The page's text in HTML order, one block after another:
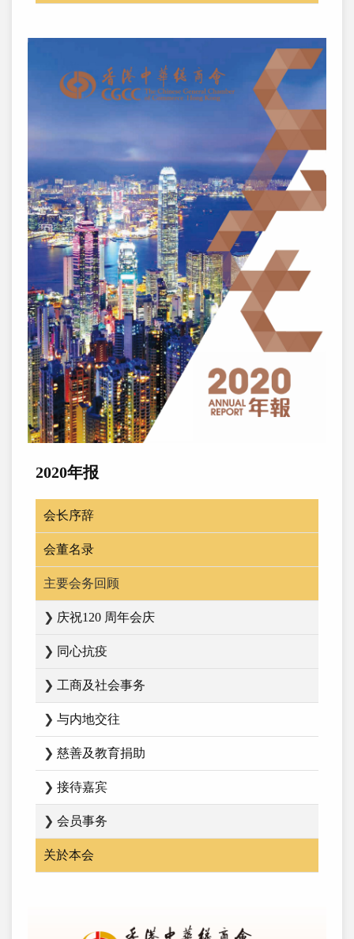
2020年报
会长序辞
会董名录
主要会务回顾
❯ 庆祝120 周年会庆
❯ 同心抗疫
❯ 工商及社会事务
❯ 与内地交往
❯ 慈善及教育捐助
❯ 接待嘉宾
❯ 会员事务
关於本会